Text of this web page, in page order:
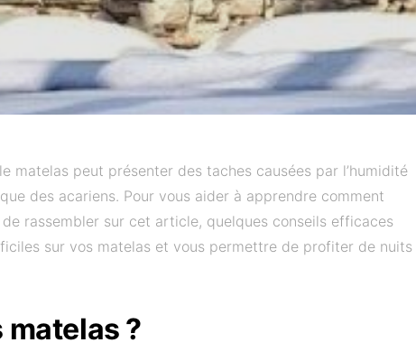
matelas peut présenter des taches causées par l’humidité
des acariens. Pour vous aider à apprendre comment
rassembler sur cet article, quelques conseils efficaces
sur vos matelas et vous permettre de profiter de nuits
?